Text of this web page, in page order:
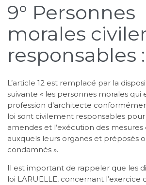
9° Personnes
morales
responsables :
L’article 12 est remplacé par la
suivante « les personnes morales qui
profession d’architecte
loi sont civilement responsables
amendes et l’exécution des
auxquels leurs organes et préposés
condamnés ».
Il est important de rappeler que les
loi LARUELLE, concernant l’exercice